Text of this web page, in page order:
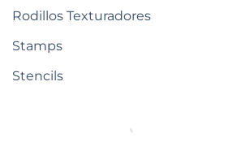
Rodillos Texturadores
Stamps
Stencils